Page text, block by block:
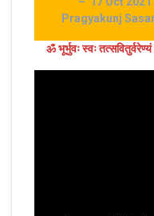
Pragyakunj
ॐ भूर्भुवः स्‍वः तत्‍सवितुर्वरेण्‍यं